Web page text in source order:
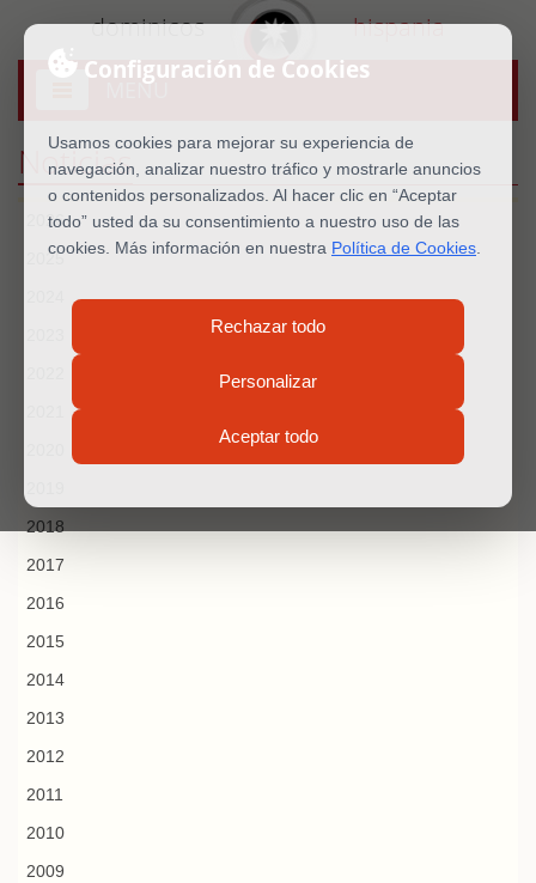
Configuración de Cookies
Usamos cookies para mejorar su experiencia de
navegación, analizar nuestro tráfico y mostrarle anuncios
o contenidos personalizados. Al hacer clic en “Aceptar
todo” usted da su consentimiento a nuestro uso de las
cookies. Más información en nuestra Política de Cookies
Rechazar todo
Personalizar
Aceptar todo
dominicos hispania
MENU
Noticias
2026
2025
2018
2017
2016
2015
2014
2013
2012
2011
2010
2009